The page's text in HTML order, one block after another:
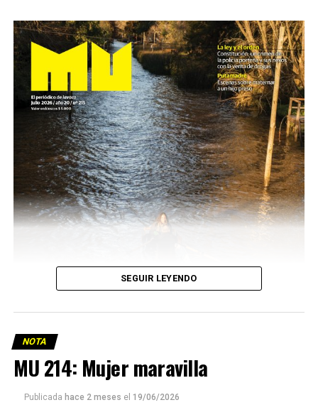
SEGUIR LEYENDO
NOTA
MU 214: Mujer maravilla
Publicada hace 2 meses el 19/06/2026